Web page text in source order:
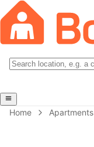
Home Apartments